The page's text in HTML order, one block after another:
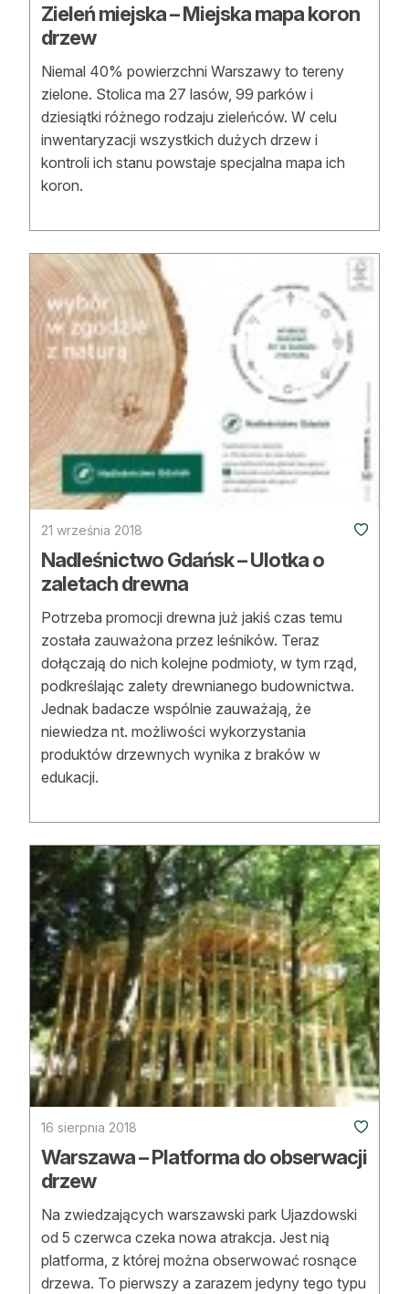
Zieleń miejska – Miejska mapa koron
drzew
Niemal 40% powierzchni Warszawy to tereny
zielone. Stolica ma 27 lasów, 99 parków i
dziesiątki różnego rodzaju zieleńców. W celu
inwentaryzacji wszystkich dużych drzew i
kontroli ich stanu powstaje specjalna mapa ich
koron.
21 września 2018
Nadleśnictwo Gdańsk – Ulotka o
zaletach drewna
Potrzeba promocji drewna już jakiś czas temu
została zauważona przez leśników. Teraz
dołączają do nich kolejne podmioty, w tym rząd,
podkreślając zalety drewnianego budownictwa.
Jednak badacze wspólnie zauważają, że
niewiedza nt. możliwości wykorzystania
produktów drzewnych wynika z braków w
edukacji.
16 sierpnia 2018
Warszawa – Platforma do obserwacji
drzew
Na zwiedzających warszawski park Ujazdowski
od 5 czerwca czeka nowa atrakcja. Jest nią
platforma, z której można obserwować rosnące
drzewa. To pierwszy a zarazem jedyny tego typu